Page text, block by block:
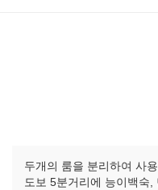
두개의 룸을 분리하여 사
도보 5분거리에 능이백숙